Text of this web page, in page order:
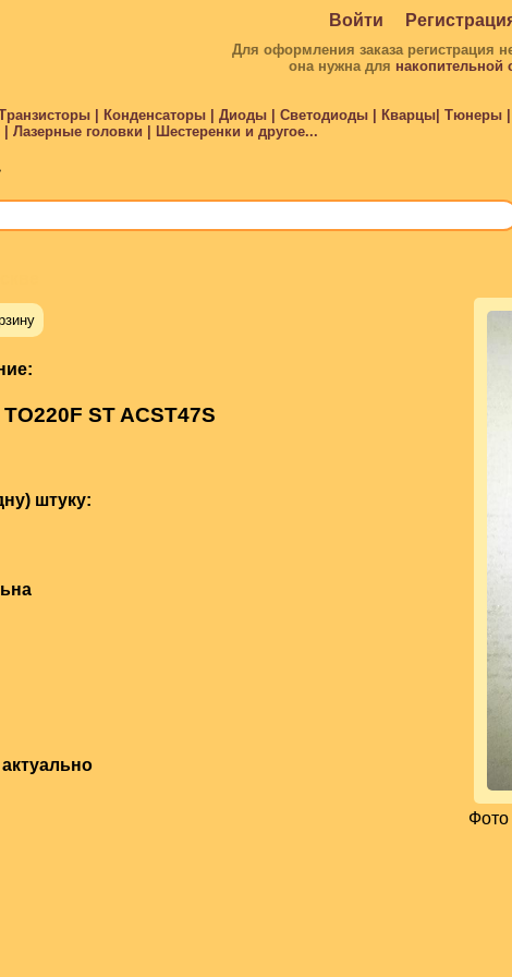
Войти
Для оформления заказа регистрация
она нужна для накопительной
| Конденсаторы | Диоды | Светодиоды | Кварцы| Тюнеры |
Лазерные головки | Шестеренки и другое...
ST ACST47S
штуку:
Фото